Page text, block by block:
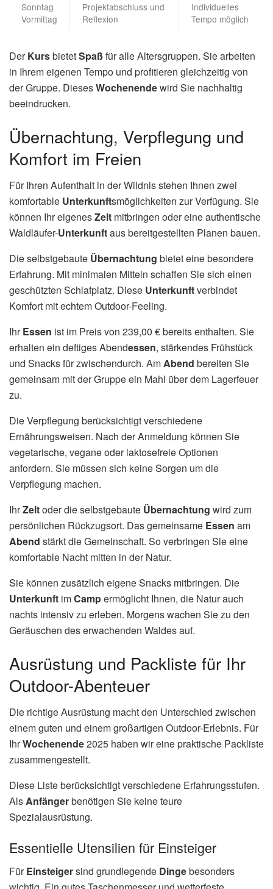
Sonntag
Vormittag
Projektabschluss und
Reflexion
Individuelles
Tempo möglich
DerKursbietetSpaßfür alle Altersgruppen. Sie arbeiten
in Ihrem eigenen Tempo und profitieren gleichzeitig von
der Gruppe. DiesesWochenendewird Sie nachhaltig
beeindrucken.
Übernachtung, Verpflegung und
Komfort im Freien
Für Ihren Aufenthalt in der Wildnis stehen Ihnen zwei
komfortable Unterkunftsmöglichkeiten zur Verfügung. Sie
können Ihr eigenesZelt mitbringen oder eine authentische
Waldläufer-Unterkunftaus bereitgestellten Planen bauen.
Die selbstgebaute Übernachtung bietet eine besondere
Erfahrung. Mit minimalen Mitteln schaffen Sie sich einen
geschützten Schlafplatz. Diese Unterkunftverbindet
Komfort mit echtem Outdoor-Feeling.
IhrEssen ist im Preis von 239,00 € bereits enthalten. Sie
erhalten ein deftiges Abendessen, stärkendes Frühstück
und Snacks für zwischendurch. AmAbend bereiten Sie
gemeinsam mit der Gruppe ein Mahl über dem Lagerfeuer
zu.
Die Verpflegung berücksichtigt verschiedene
Ernährungsweisen. Nach der Anmeldung können Sie
vegetarische, vegane oder laktosefreie Optionen
anfordern. Sie müssen sich keine Sorgen um die
Verpflegung machen.
IhrZeltoder die selbstgebaute Übernachtung wird zum
persönlichen Rückzugsort. Das gemeinsame Essen am
Abend stärkt die Gemeinschaft. So verbringen Sie eine
komfortable Nacht mitten in der Natur.
Sie können zusätzlich eigene Snacks mitbringen. Die
Unterkunft imCampermöglicht Ihnen, die Natur auch
nachts intensiv zu erleben. Morgens wachen Sie zu den
Geräuschen des erwachenden Waldes auf.
Ausrüstung und Packliste für Ihr
Outdoor-Abenteuer
Die richtige Ausrüstung macht den Unterschied zwischen
einem guten und einem großartigen Outdoor-Erlebnis. Für
IhrWochenende2025 haben wir eine praktische Packliste
zusammengestellt.
Diese Liste berücksichtigt verschiedene Erfahrungsstufen.
AlsAnfängerbenötigen Sie keine teure
Spezialausrüstung.
Essentielle Utensilien für Einsteiger
FürEinsteigersind grundlegende Dingebesonders